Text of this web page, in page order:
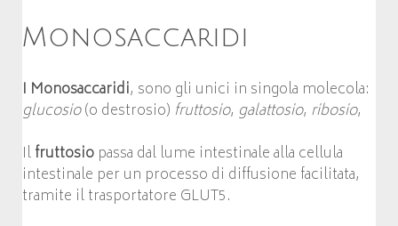
Monosaccaridi
I Monosaccaridi, sono gli unici in singola molecola:
glucosio(o destrosio) fruttosio, galattosio, ribosio,
Ilfruttosio passa dal lume intestinale alla cellula
intestinale per un processo di diffusione facilitata,
tramite il trasportatore GLUT5.